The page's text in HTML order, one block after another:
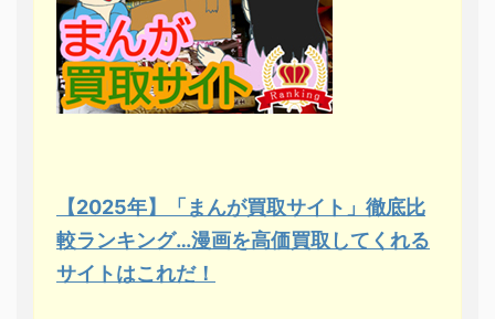
【2025年】「まんが買取サイト」徹底比
較ランキング…漫画を高価買取してくれる
サイトはこれだ！